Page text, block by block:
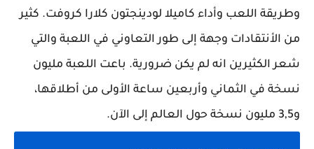
وطريقة اللعب وأداء كاميلا لودينجتون كلارا كروفت. كثير
من الأنتقادات وجهة إلى طور التعاوني في اللعبة والتي
شعر الكثيرين انه لم يكن ضرورية. باعت اللعبة مليون
نسخة في الثماني وأربعين ساعة الأولى من أطلاقها،
و3,5 مليون نسخة حول العالم إلى الآن.